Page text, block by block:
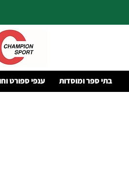
בתי ספר ומוסדות ענפי ספורט